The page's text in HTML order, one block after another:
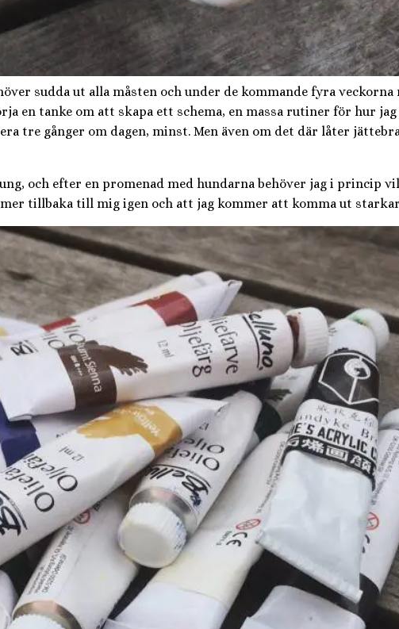
sudda ut alla måsten och under de kommande fyra
en tanke om att skapa ett schema, en massa rutiner för hur
tre gånger om dagen, minst. Men även om det där låter
och efter en promenad med hundarna behöver jag i princip
tillbaka till mig igen och att jag kommer att komma ut